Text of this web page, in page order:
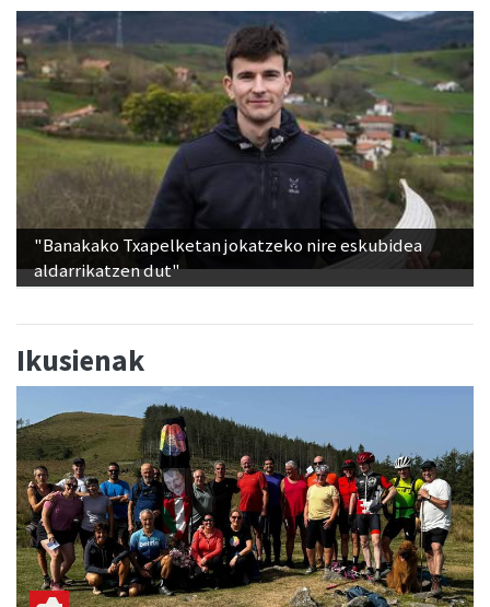
"Banakako Txapelketan jokatzeko nire eskubidea
aldarrikatzen dut"
Ikusienak